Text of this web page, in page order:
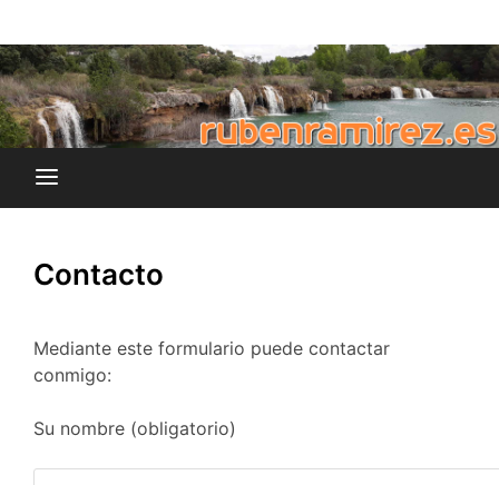
al
contenido
rubenramirez.es
Contacto
Mediante este formulario puede contactar
conmigo:
Su nombre (obligatorio)